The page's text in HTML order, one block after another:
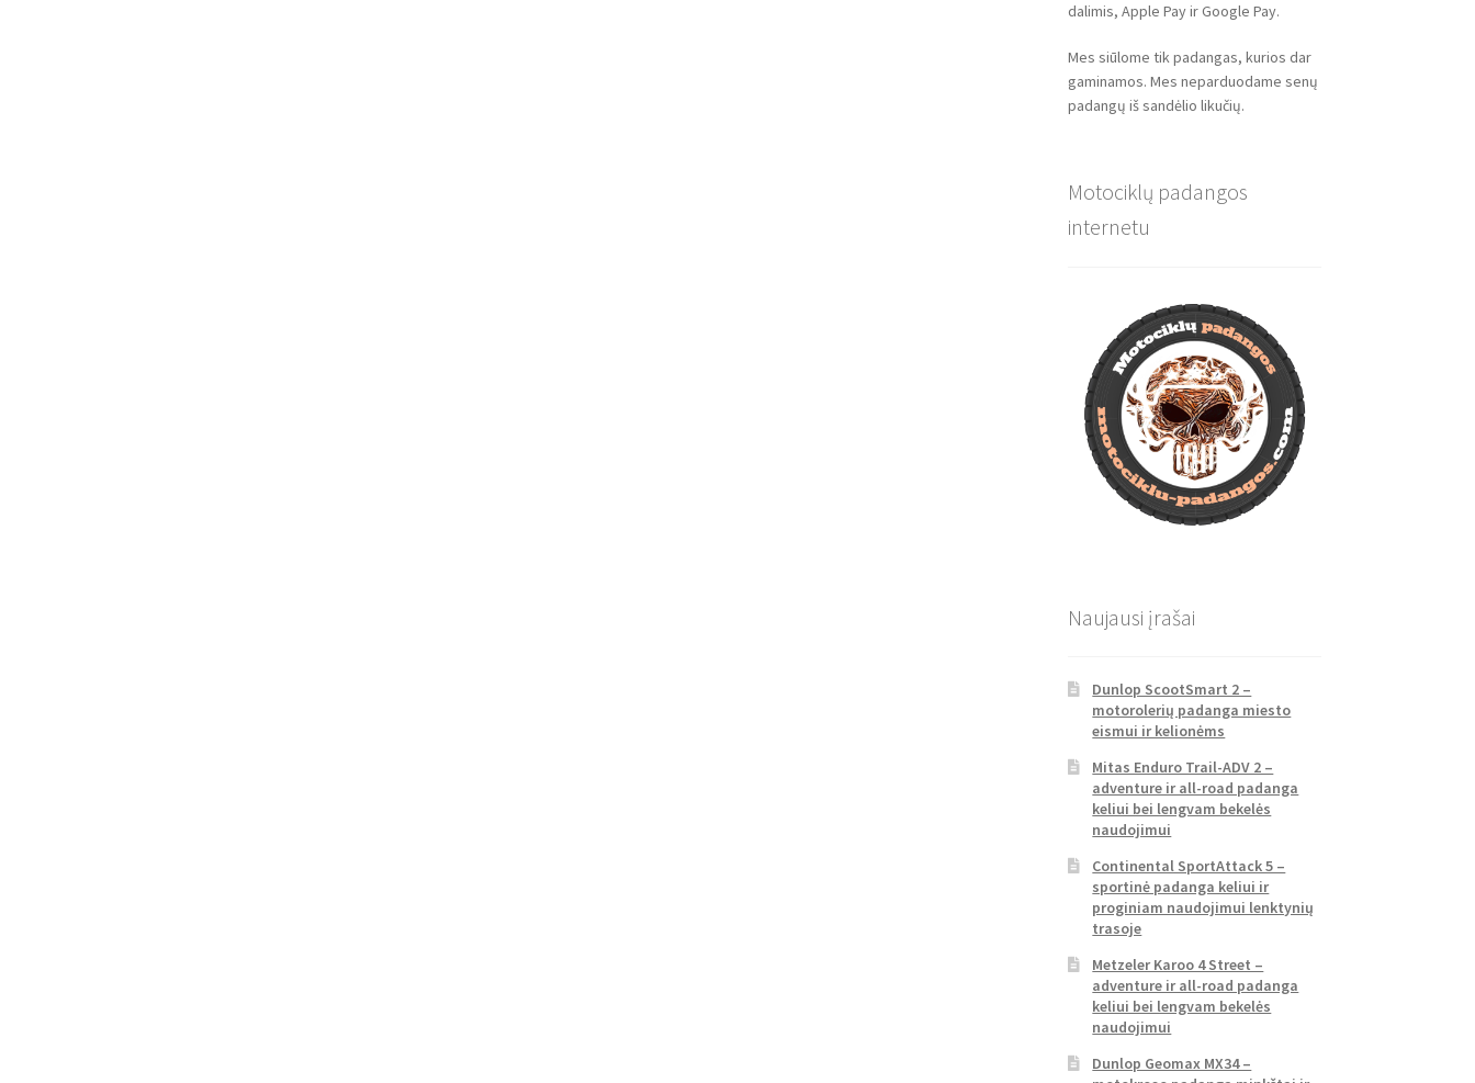
dalimis, Apple Pay ir Google Pay.
Mes siūlome tik padangas, kurios dar
gaminamos. Mes neparduodame senų
padangų iš sandėlio likučių.
Motociklų padangos
internetu
Naujausi įrašai
Dunlop ScootSmart 2 –
motorolerių padanga miesto
eismui ir kelionėms
Mitas Enduro Trail-ADV 2 –
adventure ir all-road padanga
keliui bei lengvam bekelės
naudojimui
Continental SportAttack 5 –
sportinė padanga keliui ir
proginiam naudojimui lenktynių
trasoje
Metzeler Karoo 4 Street –
adventure ir all-road padanga
keliui bei lengvam bekelės
naudojimui
Dunlop Geomax MX34 –